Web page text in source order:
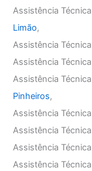
Assistência
Limão,
Assistência
Assistência
Assistência
Pinheiros,
Assistência
Assistência
Assistência
Assistência